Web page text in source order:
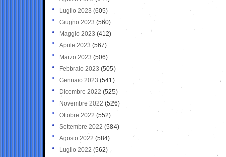
Luglio 2023 (605)
Giugno 2023 (560)
Maggio 2023 (412)
Aprile 2023 (567)
Marzo 2023 (506)
Febbraio 2023 (505)
Gennaio 2023 (541)
Dicembre 2022 (525)
Novembre 2022 (526)
Ottobre 2022 (552)
Settembre 2022 (584)
Agosto 2022 (584)
Luglio 2022 (562)